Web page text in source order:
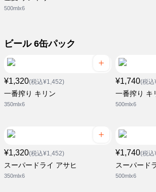
500mlx6
ビール 6缶パック
¥1,320(税込¥1,452)
一番搾り キリン
350mlx6
¥1,740(税
一番搾り キ
500mlx6
¥1,320(税込¥1,452)
スーパードライ アサヒ
350mlx6
¥1,740(税
スーパード
500mlx6